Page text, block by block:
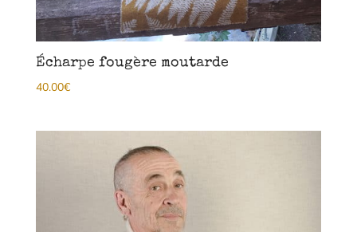
Écharpe fougère moutarde
40.00€